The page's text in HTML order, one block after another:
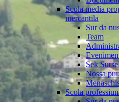
Scola media
mercantila
Sur da
Team
Sek
Nossa
Scola